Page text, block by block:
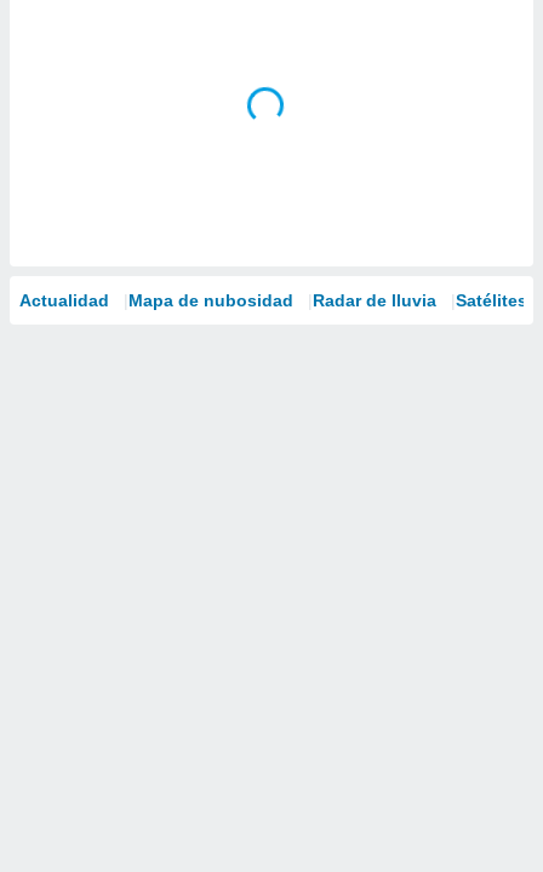
Actualidad Mapa de nubosidad Radar de lluvia Satélites